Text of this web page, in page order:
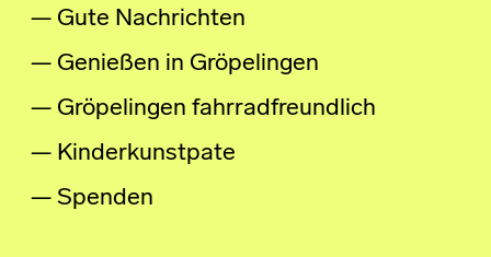
Gute Nachrichten
Genießen in Gröpelingen
Gröpelingen fahrradfreundlich
Kinderkunstpate
Spenden